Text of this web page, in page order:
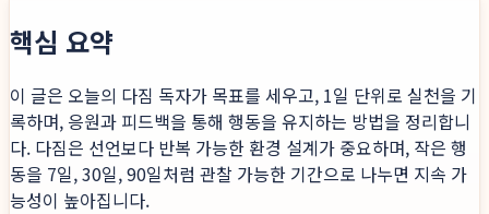
핵심 요약
이 글은 오늘의 다짐 독자가 목표를 세우고, 1일 단위로 실천을 기
록하며, 응원과 피드백을 통해 행동을 유지하는 방법을 정리합니
다. 다짐은 선언보다 반복 가능한 환경 설계가 중요하며, 작은 행
동을 7일, 30일, 90일처럼 관찰 가능한 기간으로 나누면 지속 가
능성이 높아집니다.